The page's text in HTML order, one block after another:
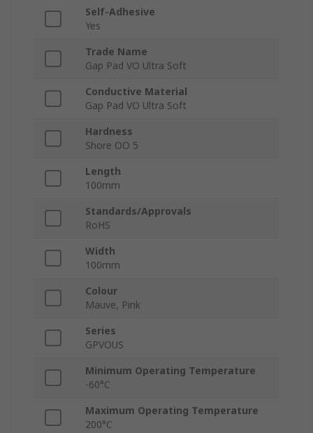
Self-Adhesive
Yes
Trade Name
Gap Pad VO Ultra Soft
Conductive Material
Gap Pad VO Ultra Soft
Hardness
Shore OO 5
Length
100mm
Standards/Approvals
RoHS
Width
100mm
Colour
Mauve, Pink
Series
GPVOUS
Minimum Operating Temperature
-60°C
Maximum Operating Temperature
200°C